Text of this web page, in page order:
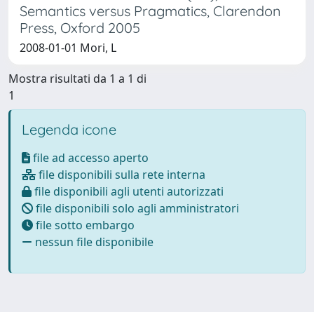
Semantics versus Pragmatics, Clarendon
Press, Oxford 2005
2008-01-01 Mori, L
Mostra risultati da 1 a 1 di
1
Legenda icone
file ad accesso aperto
file disponibili sulla rete interna
file disponibili agli utenti autorizzati
file disponibili solo agli amministratori
file sotto embargo
nessun file disponibile